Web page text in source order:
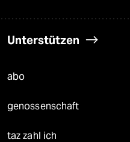
Unterstützen
abo
genossenschaft
taz zahl ich